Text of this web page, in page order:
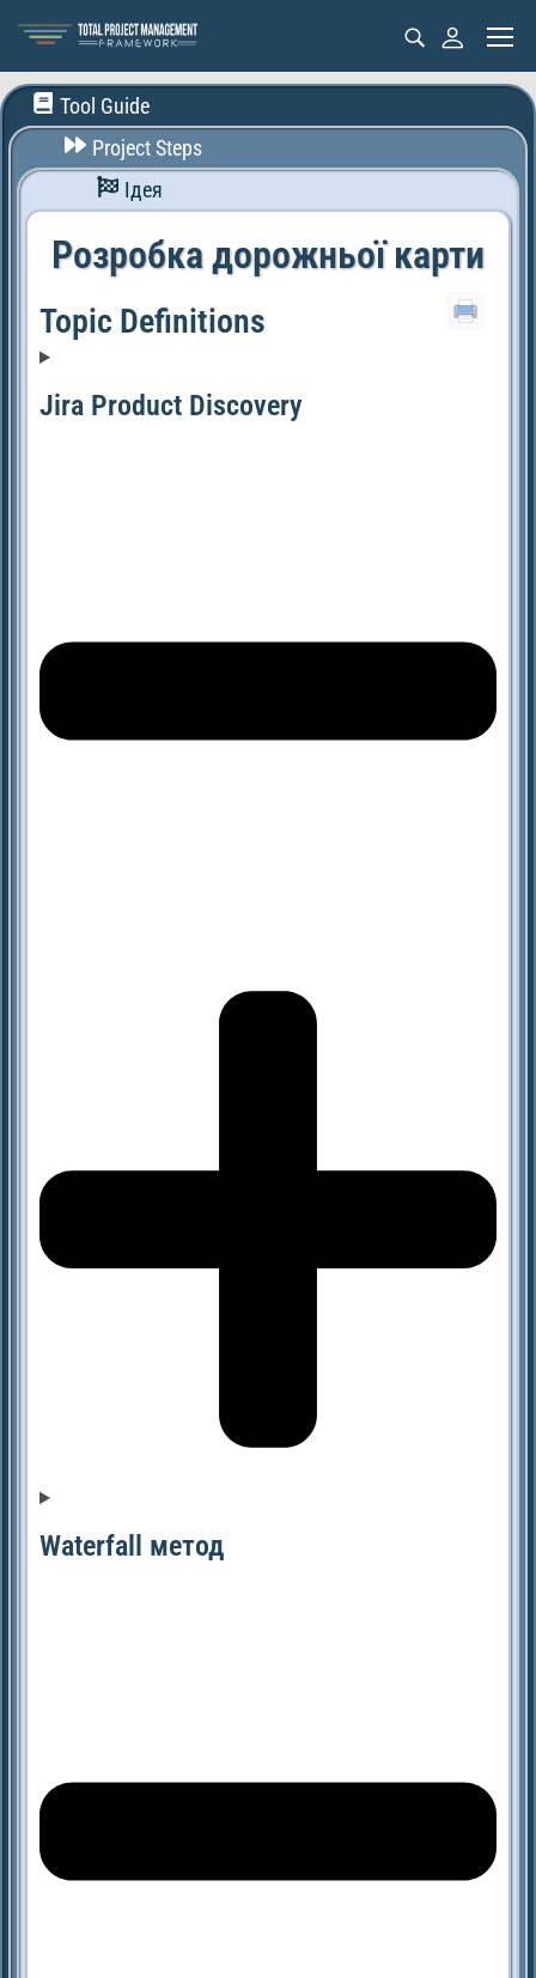
Tool Guide
Project Steps
Ідея
Розробка дорожньої карти
Topic Definitions
Jira Product Discovery
Waterfall метод